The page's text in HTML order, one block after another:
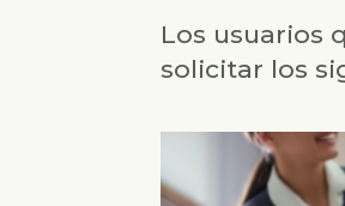
Los usuarios
solicitar los